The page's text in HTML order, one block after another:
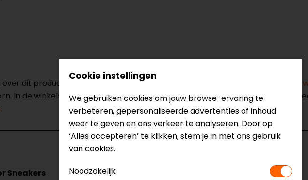
dit product? Neem dan contactmet ons op of kom langs in één van onze
In de winkels kun je het product bekijken & passen en staan onze
Sneakers
154180
Cookie instellingen
We gebruiken cookies om jouw browse-ervaring te
verbeteren, gepersonaliseerde advertenties of inhoud
weer te geven en ons verkeer te analyseren. Door op
‘Alles accepteren’ te klikken, stem je in met ons gebruik
van cookies.
Noodzakelijk